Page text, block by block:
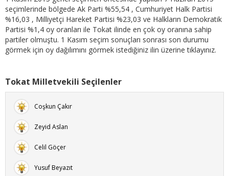
seçimlerinde bölgede Ak Parti %55,54 , Cumhuriyet Halk Partisi
%16,03 , Milliyetçi Hareket Partisi %23,03 ve Halkların Demokratik
Partisi %1,4 oy oranları ile Tokat ilinde en çok oy oranına sahip
partiler olmuştu. 1 Kasım seçim sonuçları sonrası son durumu
görmek için oy dağılımını görmek istediğiniz ilin üzerine tıklayınız.
Tokat Milletvekili Seçilenler
Coşkun Çakır
Zeyid Aslan
Celil Göçer
Yusuf Beyazıt